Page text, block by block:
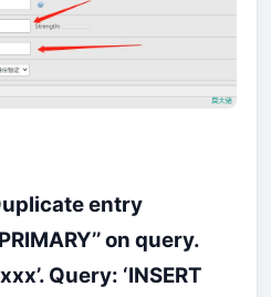
entry
on query.
Query: ‘INSERT